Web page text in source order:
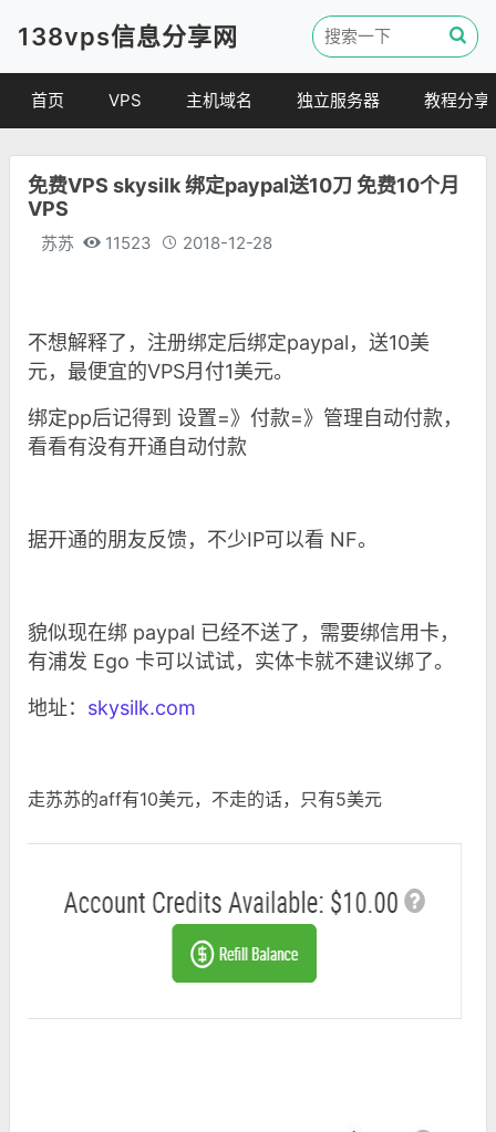
138vps信息分享网
首页 VPS
便宜VPS
主机域名
虚拟主机
独立服务器 教程分享
建站教程
免费VPS skysilk 绑定paypal送10刀 免费10个月
VPS
苏苏 11523 2018-12-28
不想解释了，注册绑定后绑定paypal，送10美
元，最便宜的VPS月付1美元。
绑定pp后记得到 设置=》付款=》管理自动付款，
看看有没有开通自动付款
据开通的朋友反馈，不少IP可以看 NF。
貌似现在绑 paypal 已经不送了，需要绑信用卡，
有浦发 Ego 卡可以试试，实体卡就不建议绑了。
地址： skysilk.com
走苏苏的aff有10美元，不走的话，只有5美元